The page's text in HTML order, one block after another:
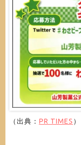
（出典： PR TIMES ）